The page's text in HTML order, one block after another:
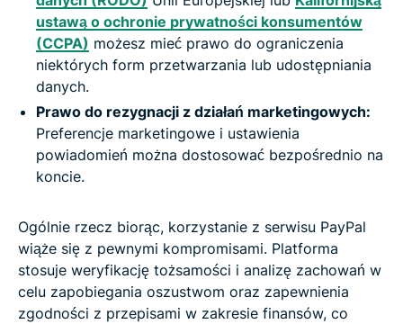
ustawą o ochronie prywatności konsumentów
(CCPA) możesz mieć prawo do ograniczenia
niektórych form przetwarzania lub udostępniania
danych.
Prawo do rezygnacji z działań marketingowych:
Preferencje marketingowe i ustawienia
powiadomień można dostosować bezpośrednio na
koncie.
Ogólnie rzecz biorąc, korzystanie z serwisu PayPal
wiąże się z pewnymi kompromisami. Platforma
stosuje weryfikację tożsamości i analizę zachowań w
celu zapobiegania oszustwom oraz zapewnienia
zgodności z przepisami w zakresie finansów, co